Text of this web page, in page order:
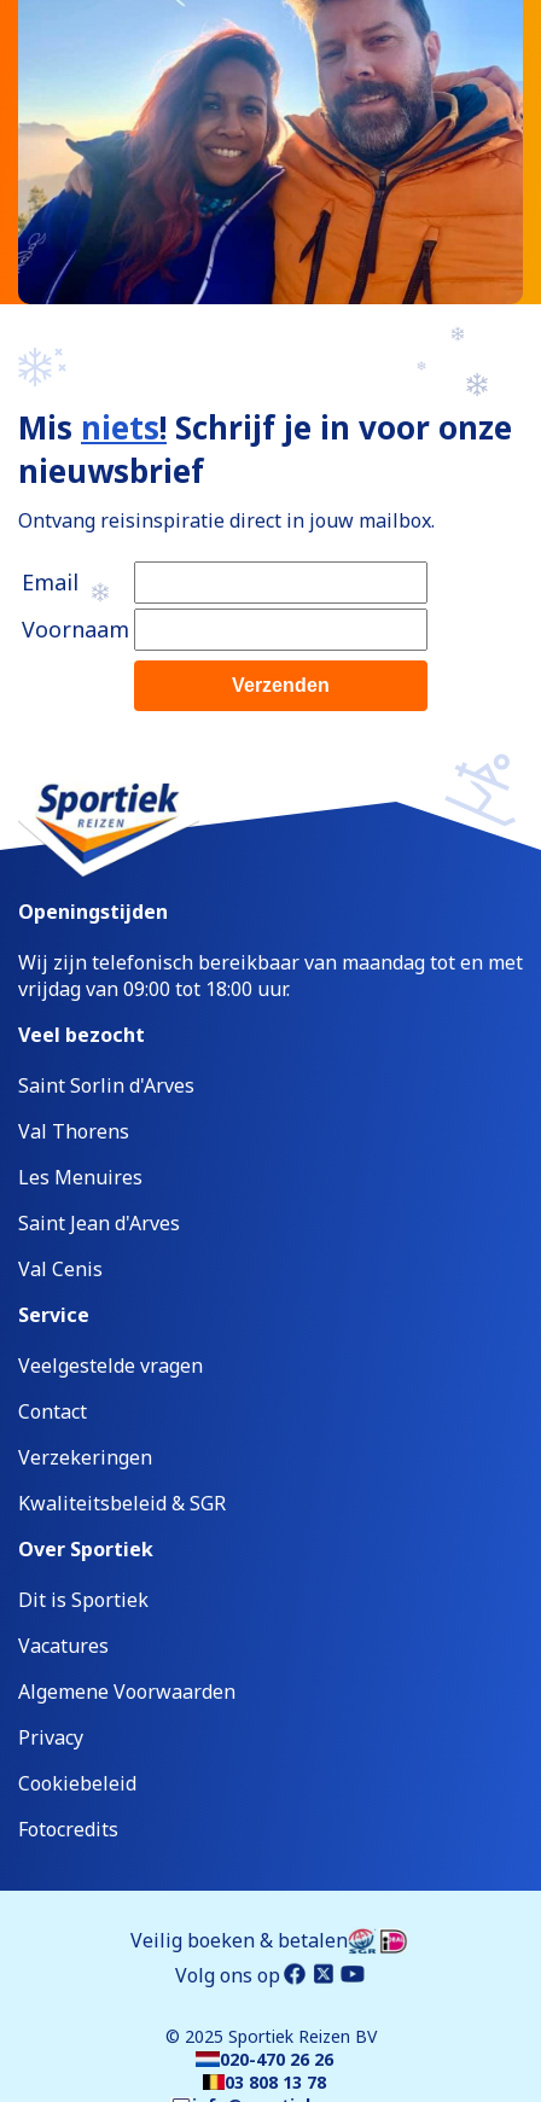
Mis niets! Schrijf je in voor onze
nieuwsbrief
Ontvang reisinspiratie direct in jouw mailbox.
Email
Voornaam
Openingstijden
Wij zijn telefonisch bereikbaar van maandag tot en met
vrijdag van 09:00 tot 18:00 uur.
Veel bezocht
Saint Sorlin d'Arves
Val Thorens
Les Menuires
Saint Jean d'Arves
Val Cenis
Service
Veelgestelde vragen
Contact
Verzekeringen
Kwaliteitsbeleid & SGR
Over Sportiek
Dit is Sportiek
Vacatures
Algemene Voorwaarden
Privacy
Cookiebeleid
Fotocredits
Veilig boeken & betalen
Volg ons op
© 2025 Sportiek Reizen BV
020-470 26 26
03 808 13 78